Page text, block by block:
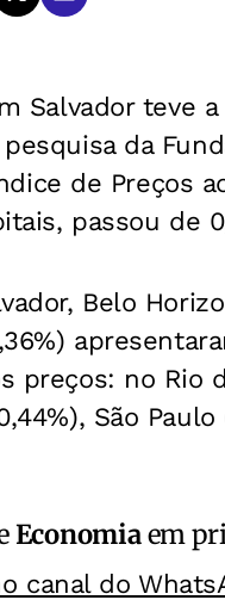
Salvador teve
da
de Preços
passou de
Belo
preços: no Rio
São
Economiaem
canal do